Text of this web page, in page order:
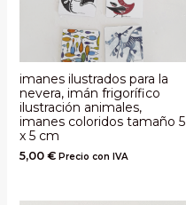
imanes ilustrados para la
nevera, imán frigorífico
ilustración animales,
imanes coloridos tamaño 5
x 5 cm
5,00 € Precio con IVA